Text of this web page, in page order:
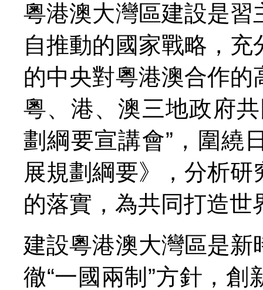
粵港澳大灣區建設是
自推動的國家戰略，
的中央對粵港澳合作
粵、港、澳三地政府
劃綱要宣講會”，圍繞
展規劃綱要》，分析
的落實，為共同打造
建設粵港澳大灣區是
徹“一國兩制”方針，